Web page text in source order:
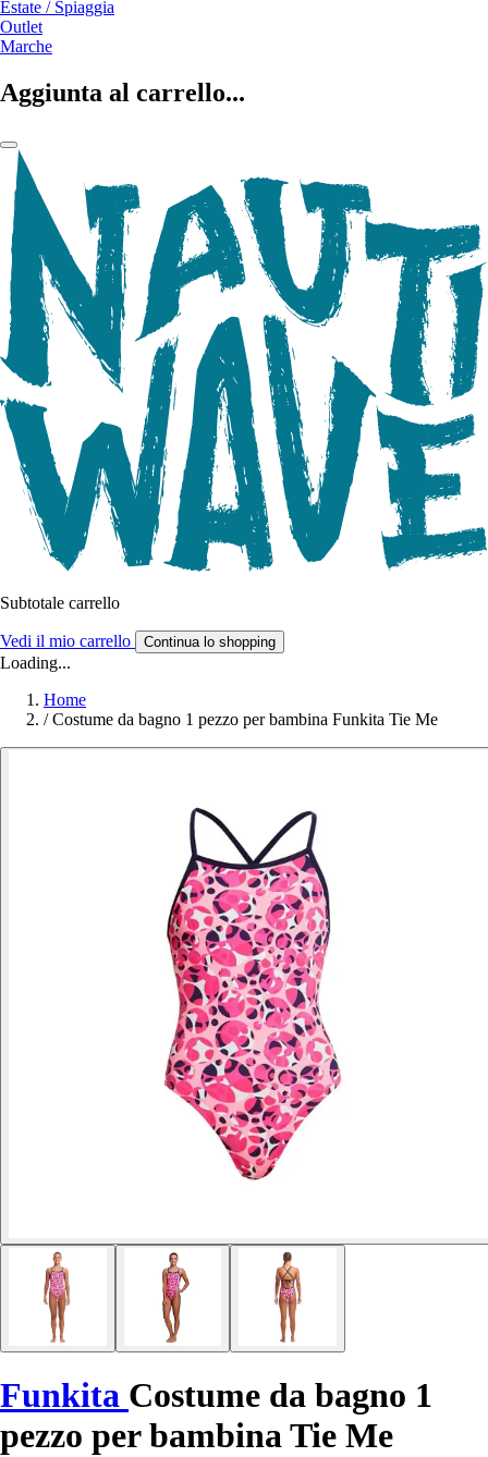
Estate / Spiaggia
Outlet
Marche
Aggiunta al carrello...
Subtotale carrello
Vedi il mio carrello Continua lo shopping
Loading...
Home
/ Costume da bagno 1 pezzo per bambina Funkita Tie Me
Funkita Costume da bagno 1
pezzo per bambina Tie Me